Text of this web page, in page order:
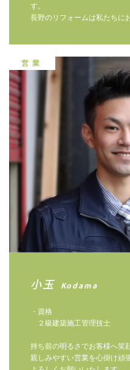
す。
長野のリフォームは私たちに
営業
小玉 Kodama
・資格
２級建築施工管理技士
持ち前の明るさでお客様へ笑
親しみやすい営業を心掛け頑